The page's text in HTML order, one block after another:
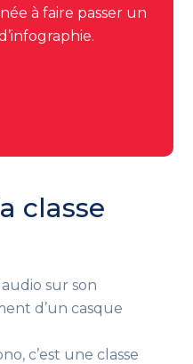
à faire passer un
classe
sur son
d’un casque
c’est une classe